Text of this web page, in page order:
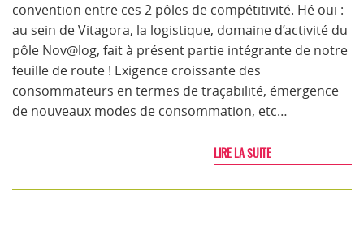
convention entre ces 2 pôles de compétitivité. Hé oui :
au sein de Vitagora, la logistique, domaine d’activité du
pôle Nov@log, fait à présent partie intégrante de notre
feuille de route ! Exigence croissante des
consommateurs en termes de traçabilité, émergence
de nouveaux modes de consommation, etc…
LIRE LA SUITE